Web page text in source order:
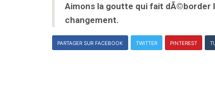
Aimons la goutte qui fait dÃ©border
changement.
PARTAGER SUR FACEBOOK TWITTER PINTEREST